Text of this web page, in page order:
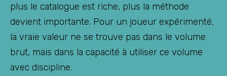
plus le catalogue est riche, plus la méthode
devient importante. Pour un joueur expérimenté,
la vraie valeur ne se trouve pas dans le volume
brut, mais dans la capacité à utiliser ce volume
avec discipline.